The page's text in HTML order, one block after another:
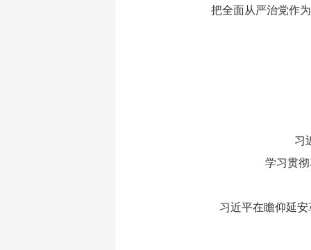
把全面从严治党作
习
学习贯
习近平在瞻仰延